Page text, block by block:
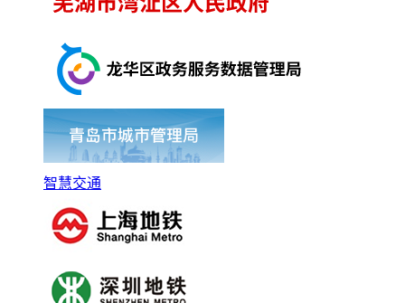
智慧交通